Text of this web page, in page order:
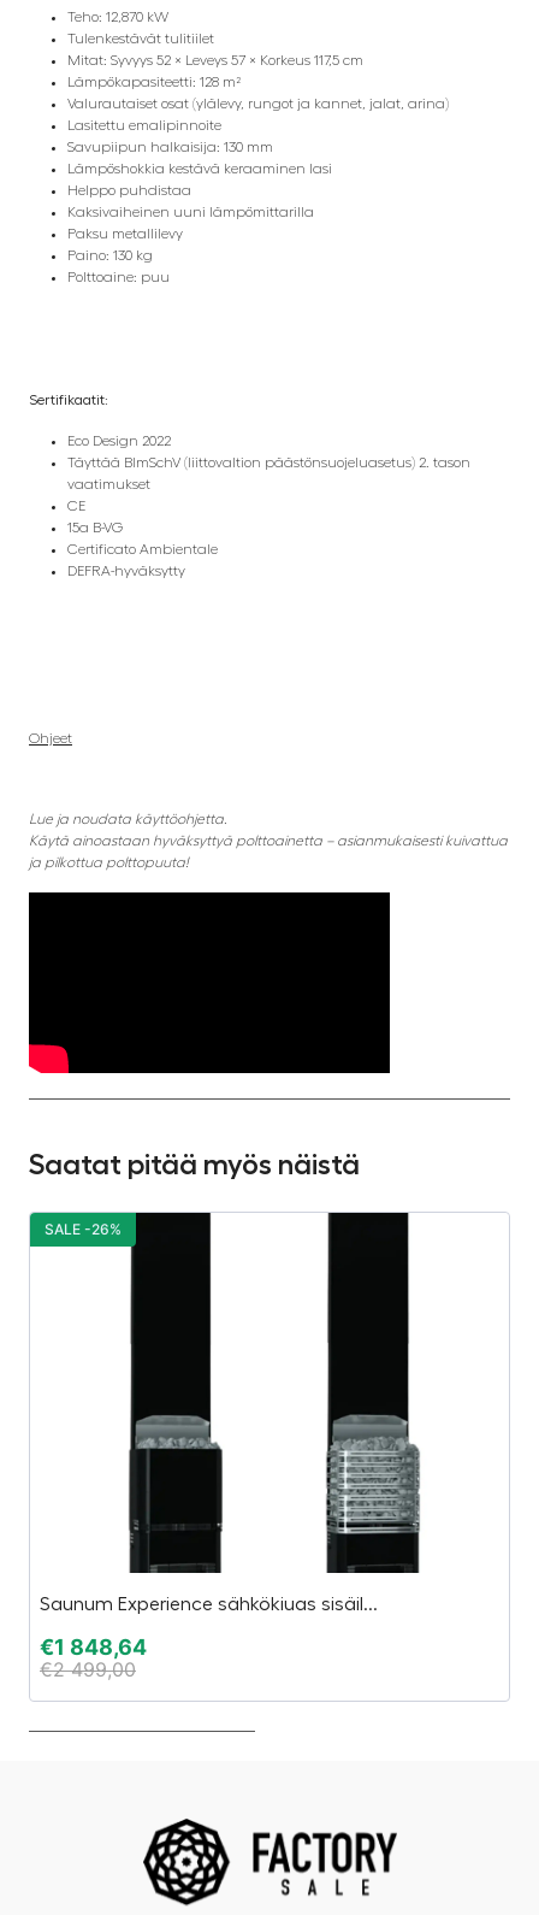
Teho: 12,870 kW
Tulenkestävät tulitiilet
Mitat: Syvyys 52 × Leveys 57 × Korkeus 117,5 cm
Lämpökapasiteetti: 128 m²
Valurautaiset osat (ylälevy, rungot ja kannet, jalat, arina)
Lasitettu emalipinnoite
Savupiipun halkaisija: 130 mm
Lämpöshokkia kestävä keraaminen lasi
Helppo puhdistaa
Kaksivaiheinen uuni lämpömittarilla
Paksu metallilevy
Paino: 130 kg
Polttoaine: puu
Sertifikaatit:
Eco Design 2022
Täyttää BlmSchV (liittovaltion päästönsuojeluasetus) 2. tason
vaatimukset
CE
15a B-VG
Certificato Ambientale
DEFRA-hyväksytty
Ohjeet
Lue ja noudata käyttöohjetta.
Käytä ainoastaan hyväksyttyä polttoainetta – asianmukaisesti kuivattua
ja pilkottua polttopuuta!
Saatat pitää myös näistä
Saunum Experience sähkökiuas sisäil...
€1 848,64
€2 499,00
SALE -26%